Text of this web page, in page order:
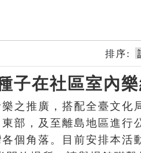
排序:
子在社區室內
之推廣，搭配全臺文化
部，及至離島地區進行
個角落。目前安排本活